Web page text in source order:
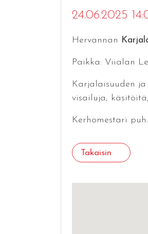
24.06.2025
Hervannan
Paikka: Viialan
Karjalaisuuden
visailuja,
Kerhomestari
Takaisin